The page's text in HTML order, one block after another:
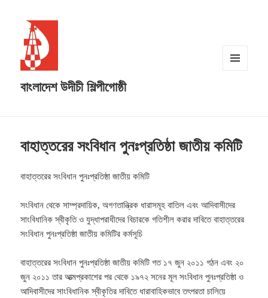
বাংলাদেশ উদীচী শিল্পীগোষ্ঠী
বাহাত্তরের সংবিধান পুনঃপ্রতিষ্ঠা জাতীয় কমিটি
বাহাত্তরের সংবিধান পুনঃপ্রতিষ্ঠা জাতীয় কমিটি
সংবিধান থেকে সাম্প্রদায়িক, অগণতান্ত্রিক ধারাসমূহ বাতিল এবং আদিবাসীদের
সাংবিধানিক স্বীকৃতি ও যুদ্ধাপরাধীদের বিচারকে গতিশীল করার দাবিতে বাহাত্তরের
সংবিধান পুনঃপ্রতিষ্ঠা জাতীয় কমিটির কর্মসূচি
বাহাত্তরের সংবিধান পুনঃপ্রতিষ্ঠা জাতীয় কমিটি গত ১৭ জুন ২০১১ গঠন এবং ২০
জুন ২০১১ তার আত্মপ্রকাশের পর থেকে ১৯৭২ সনের মূল সংবিধান পুনঃপ্রতিষ্ঠা ও
আদিবাসীদের সাংবিধানিক স্বীকৃতির দাবিতে ধারাবাহিকভাবে তৎপরতা চালিয়ে